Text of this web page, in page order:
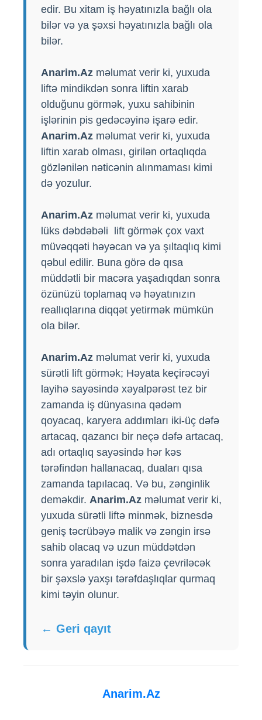
edir. Bu xitam iş həyatınızla bağlı ola
bilər və ya şəxsi həyatınızla bağlı ola
bilər.
Anarim.Az məlumat verir ki, yuxuda
liftə mindikdən sonra liftin xarab
olduğunu görmək, yuxu sahibinin
işlərinin pis gedəcəyinə işarə edir.
Anarim.Az məlumat verir ki, yuxuda
liftin xarab olması, girilən ortaqlıqda
gözlənilən nəticənin alınmaması kimi
də yozulur.
Anarim.Az məlumat verir ki, yuxuda
lüks dəbdəbəli lift görmək çox vaxt
müvəqqəti həyəcan və ya şıltaqlıq kimi
qəbul edilir. Buna görə də qısa
müddətli bir macəra yaşadıqdan sonra
özünüzü toplamaq və həyatınızın
reallıqlarına diqqət yetirmək mümkün
ola bilər.
Anarim.Az məlumat verir ki, yuxuda
sürətli lift görmək; Həyata keçirəcəyi
layihə sayəsində xəyalpərəst tez bir
zamanda iş dünyasına qədəm
qoyacaq, karyera addımları iki-üç dəfə
artacaq, qazancı bir neçə dəfə artacaq,
adı ortaqlıq sayəsində hər kəs
tərəfindən hallanacaq, duaları qısa
zamanda tapılacaq. Və bu, zənginlik
deməkdir. Anarim.Az məlumat verir ki,
yuxuda sürətli liftə minmək, biznesdə
geniş təcrübəyə malik və zəngin irsə
sahib olacaq və uzun müddətdən
sonra yaradılan işdə faizə çevriləcək
bir şəxslə yaxşı tərəfdaşlıqlar qurmaq
kimi təyin olunur.
← Geri qayıt
Anarim.Az